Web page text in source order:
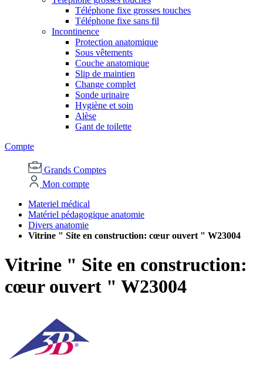
Téléphone fixe grosses touches
Téléphone fixe sans fil
Incontinence
Protection anatomique
Sous vêtements
Couche anatomique
Slip de maintien
Change complet
Sonde urinaire
Hygiène et soin
Alèse
Gant de toilette
Compte
Grands Comptes
Mon compte
Materiel médical
Matériel pédagogique anatomie
Divers anatomie
Vitrine " Site en construction: cœur ouvert " W23004
Vitrine " Site en construction:
cœur ouvert " W23004